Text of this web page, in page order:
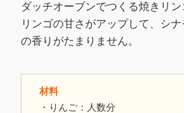
ダッチオーブンでつくる焼きリン
リンゴの甘さがアップして、シ
の香りがたまりません。
材料
・りんご：人数分